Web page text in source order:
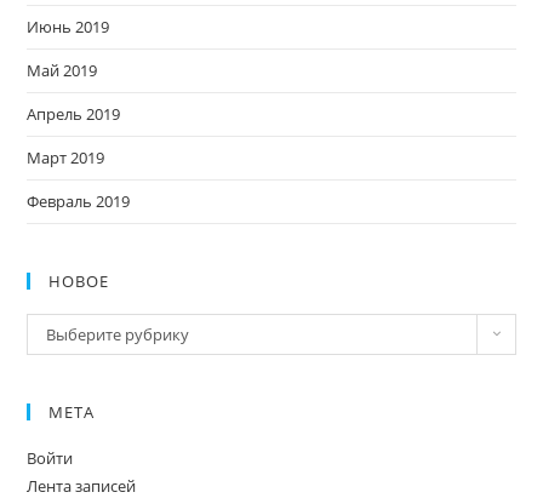
Июнь 2019
Май 2019
Апрель 2019
Март 2019
Февраль 2019
НОВОЕ
Новое
Выберите рубрику
МЕТА
Войти
Лента записей